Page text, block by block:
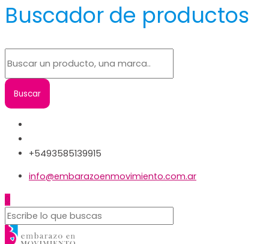
Buscador de productos
+5493585139915
info@embarazoenmovimiento.com.ar
0